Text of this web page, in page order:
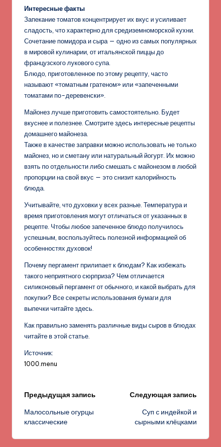
Интересные факты
Запекание томатов концентрирует их вкус и усиливает
сладость, что характерно для средиземноморской кухни.
Сочетание помидора и сыра — одно из самых популярных
в мировой кулинарии, от итальянской пиццы до
французского лукового супа.
Блюдо, приготовленное по этому рецепту, часто
называют «томатным гратеном» или «запеченными
томатами по-деревенски».
Майонез лучше приготовить самостоятельно. Будет
вкуснее и полезнее. Смотрите здесь интересные рецепты
домашнего майонеза.
Также в качестве заправки можно использовать не только
майонез, но и сметану или натуральный йогурт. Их можно
взять по отдельности либо смешать с майонезом в любой
пропорции на свой вкус — это снизит калорийность
блюда.
Учитывайте, что духовки у всех разные. Температура и
время приготовления могут отличаться от указанных в
рецепте. Чтобы любое запеченное блюдо получилось
успешным, воспользуйтесь полезной информацией об
особенностях духовок!
Почему пергамент прилипает к блюдам? Как избежать
такого неприятного сюрприза? Чем отличается
силиконовый пергамент от обычного, и какой выбрать для
покупки? Все секреты использования бумаги для
выпечки читайте здесь.
Как правильно заменять различные виды сыров в блюдах
читайте в этой статье.
Источник:
1000.menu
Навигация
записи
Предыдущая запись
Малосольные огурцы
классические
Следующая запись
Суп с индейкой и
сырными клёцками